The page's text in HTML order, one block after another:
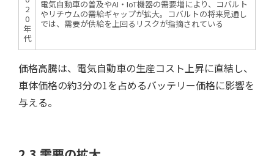
2
0
年
代
電気自動車の普及やAI・IoT機器の需要増により、コバルト
やリチウムの需給ギャップが拡大。コバルトの将来見通し
では、需要が供給を上回るリスクが指摘されている
価格高騰は、電気自動車の生産コスト上昇に直結し、
車体価格の約3分の1を占めるバッテリー価格に影響を
与える。